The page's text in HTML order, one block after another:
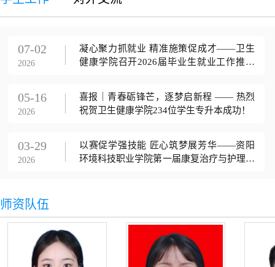
07-02
2026
凝心聚力抓就业 精准施策促成才——卫生
健康学院召开2026届毕业生就业工作推进
05-16
2026
喜报｜青春砺锋芒，逐梦启新程 —— 热烈
祝贺卫生健康学院234位学生专升本成功！
03-29
2026
以赛促学强技能 匠心筑梦展芳华——资阳
环境科技职业学院第一届康复治疗与护理技
师资队伍